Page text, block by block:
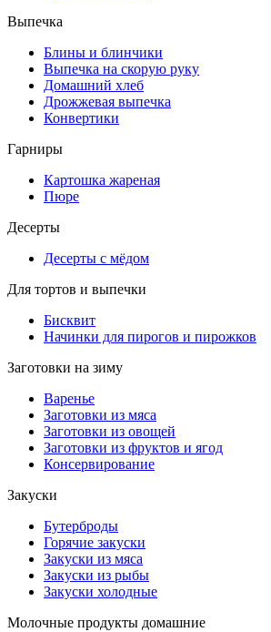
Выпечка
Блины и блинчики
Выпечка на скорую руку
Домашний хлеб
Дрожжевая выпечка
Конвертики
Гарниры
Картошка жареная
Пюре
Десерты
Десерты с мёдом
Для тортов и выпечки
Бисквит
Начинки для пирогов и пирожков
Заготовки на зиму
Варенье
Заготовки из мяса
Заготовки из овощей
Заготовки из фруктов и ягод
Консервирование
Закуски
Бутерброды
Горячие закуски
Закуски из мяса
Закуски из рыбы
Закуски холодные
Молочные продукты домашние